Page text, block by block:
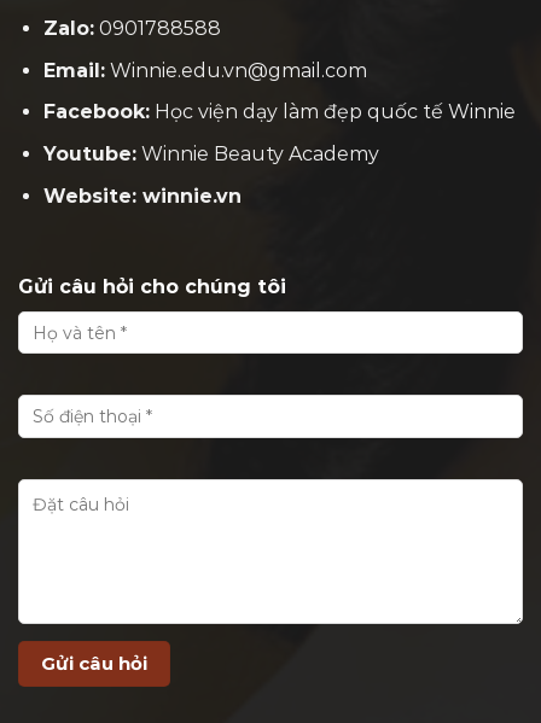
Zalo:0901788588
Email:Winnie.edu.vn@gmail.com
Facebook:Học viện dạy làm đẹp quốc tế Winnie
Youtube:Winnie Beauty Academy
Website: winnie.vn
Gửi câu hỏi cho chúng tôi